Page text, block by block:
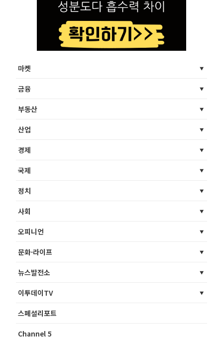
마켓
금융
부동산
산업
경제
국제
정치
사회
오피니언
문화·라이프
뉴스발전소
이투데이TV
스페셜리포트
Channel 5